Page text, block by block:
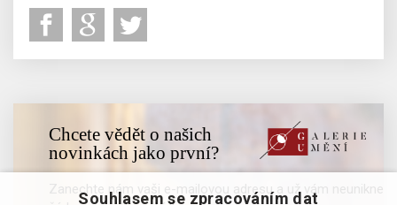
Chcete vědět o našich
novinkách jako první?
Zanechte nám vaši e-mailovou adresu a už vám neunikne
Souhlasem se zpracováním dat